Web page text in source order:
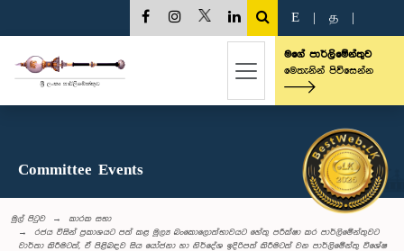
E த
මගේ පාර්ලිමේන්තුව
මෙතැනින් පිවිසෙන්න
Committee Events
මුල් පිටුව
කාරක සභා
රජය විසින් ප්‍රකාශයට පත් කළ මූල්‍ය බංකොලොත්භාවයට හේතු පරීක්ෂා කර පාර්ලිමේන්තුවට
වාර්තා කිරීමටත්, ඒ පිළිබඳව සිය යෝජනා හා නිර්දේශ ඉදිරිපත් කිරීමටත් වන පාර්ලිමේන්තු විශේෂ